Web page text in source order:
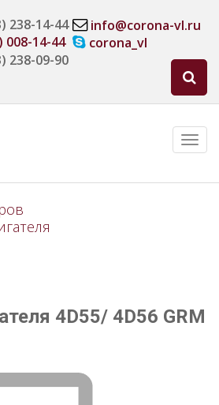
238-14-44
008-14-44
238-09-90
info@corona-vl.ru
corona_vl
4D55/ 4D56 GRM